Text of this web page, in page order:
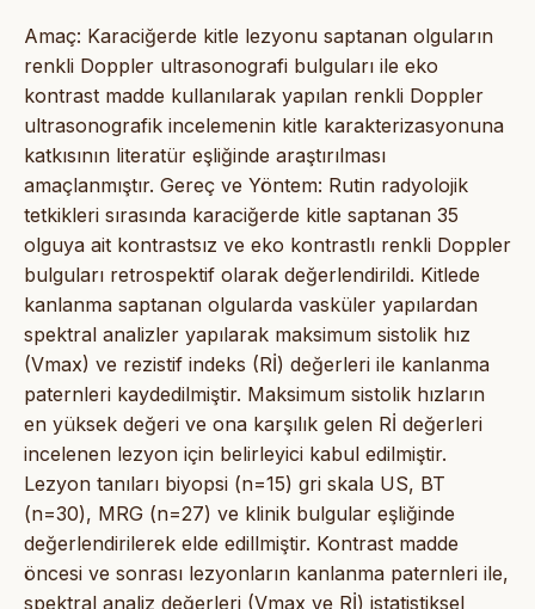
Amaç: Karaciğerde kitle lezyonu saptanan olguların
renkli Doppler ultrasonografi bulguları ile eko
kontrast madde kullanılarak yapılan renkli Doppler
ultrasonografik incelemenin kitle karakterizasyonuna
katkısının literatür eşliğinde araştırılması
amaçlanmıştır. Gereç ve Yöntem: Rutin radyolojik
tetkikleri sırasında karaciğerde kitle saptanan 35
olguya ait kontrastsız ve eko kontrastlı renkli Doppler
bulguları retrospektif olarak değerlendirildi. Kitlede
kanlanma saptanan olgularda vasküler yapılardan
spektral analizler yapılarak maksimum sistolik hız
(Vmax) ve rezistif indeks (Rİ) değerleri ile kanlanma
paternleri kaydedilmiştir. Maksimum sistolik hızların
en yüksek değeri ve ona karşılık gelen Rİ değerleri
incelenen lezyon için belirleyici kabul edilmiştir.
Lezyon tanıları biyopsi (n=15) gri skala US, BT
(n=30), MRG (n=27) ve klinik bulgular eşliğinde
değerlendirilerek elde edillmiştir. Kontrast madde
öncesi ve sonrası lezyonların kanlanma paternleri ile,
spektral analiz değerleri (Vmax ve Rİ) istatistiksel